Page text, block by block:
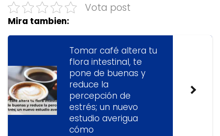
Vota post
Mira tambien:
Tomar café altera tu
flora intestinal, te
pone de buenas y
reduce la
percepción de
estrés; un nuevo
estudio averigua
cómo